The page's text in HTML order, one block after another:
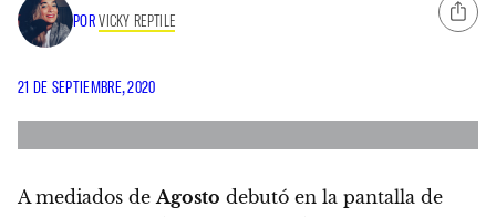
PORVICKY REPTILE
21 DE SEPTIEMBRE, 2020
A mediados de Agosto debutó en la pantalla de